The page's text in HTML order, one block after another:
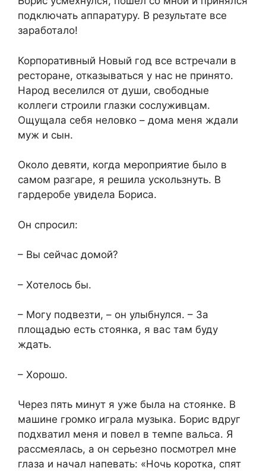
подключать аппаратуру. В результате все
заработало!
Корпоративный Новый год все встречали в
ресторане, отказываться у нас не принято.
Народ веселился от души, свободные
коллеги строили глазки сослуживцам.
Ощущала себя неловко – дома меня ждали
муж и сын.
Около девяти, когда мероприятие было в
самом разгаре, я решила ускользнуть. В
гардеробе увидела Бориса.
Он спросил:
– Вы сейчас домой?
– Хотелось бы.
– Могу подвезти, – он улыбнулся. – За
площадью есть стоянка, я вас там буду
ждать.
– Хорошо.
Через пять минут я уже была на стоянке. В
машине громко играла музыка. Борис вдруг
подхватил меня и повел в темпе вальса. Я
рассмеялась, а он серьезно посмотрел мне
глаза и начал напевать: «Ночь коротка, спят